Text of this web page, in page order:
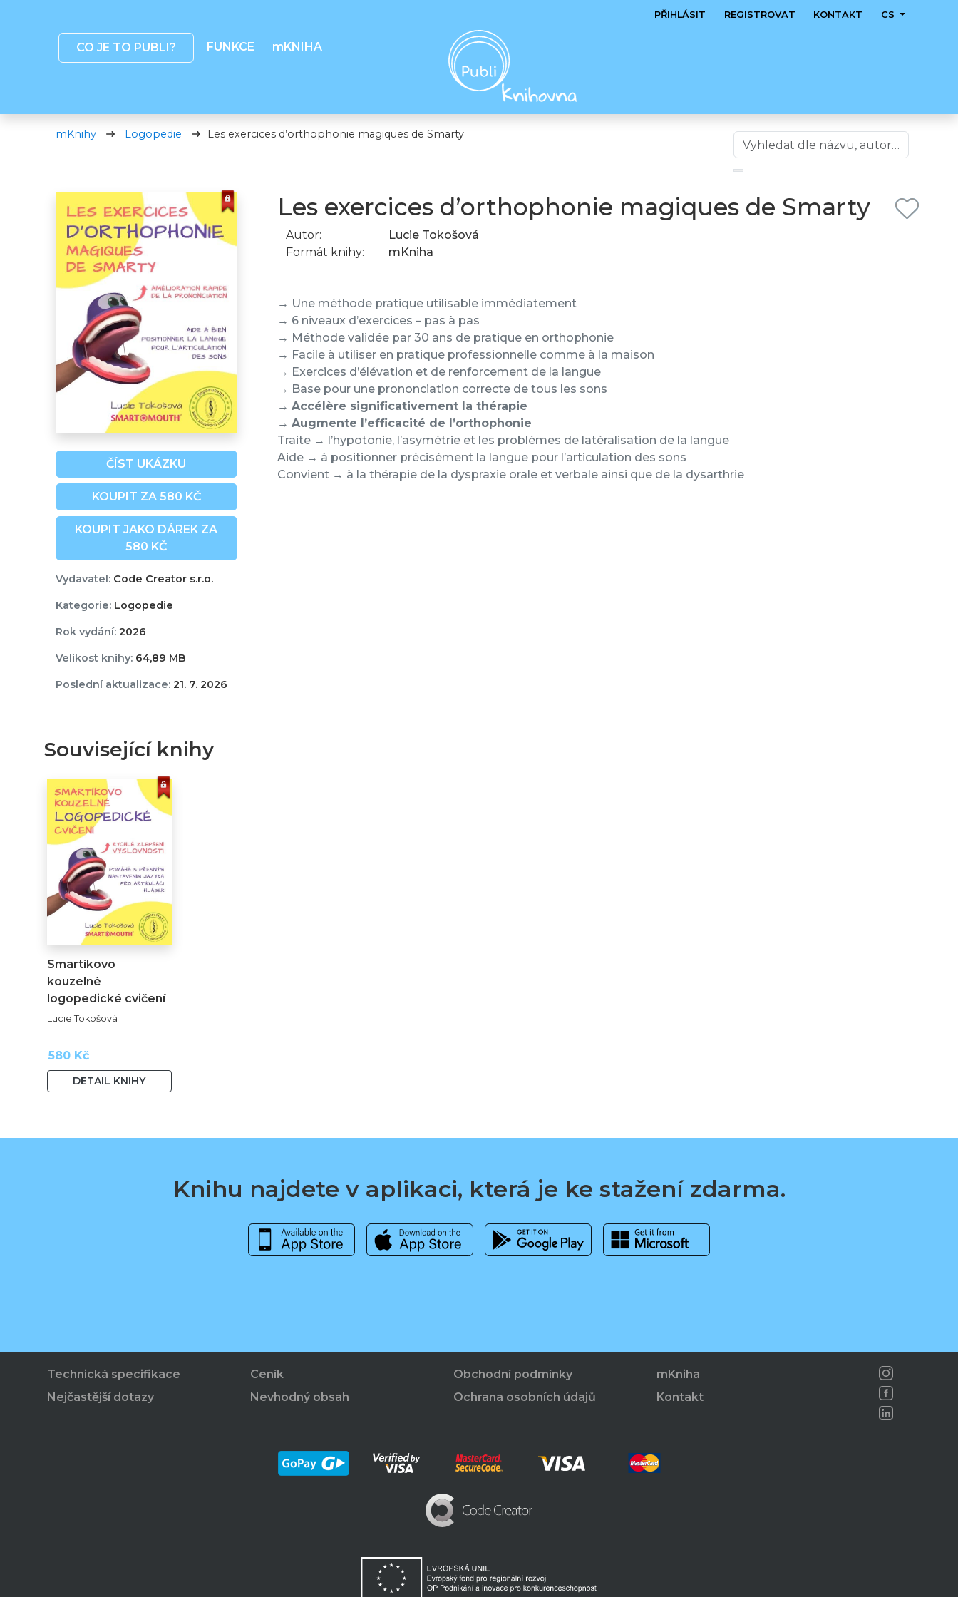
CO JE TO PUBLI? FUNKCE mKNIHA
PŘIHLÁSIT REGISTROVAT KONTAKT CS
mKnihy Logopedie Les exercices d’orthophonie magiques de Smarty
ČÍST UKÁZKU
KOUPIT ZA 580 KČ
KOUPIT JAKO DÁREK ZA
580 KČ
Vydavatel:Code Creator s.r.o.
Kategorie:Logopedie
Rok vydání:2026
Velikost knihy:64,89 MB
Poslední aktualizace:21. 7. 2026
Les exercices d’orthophonie magiques de Smarty
Autor:
Lucie Tokošová
Formát knihy:
mKniha
→ Une méthode pratique utilisable immédiatement
→ 6 niveaux d’exercices – pas à pas
→ Méthode validée par 30 ans de pratique en orthophonie
→ Facile à utiliser en pratique professionnelle comme à la maison
→ Exercices d’élévation et de renforcement de la langue
→ Base pour une prononciation correcte de tous les sons
→ Accélère significativement la thérapie
→ Augmente l’efficacité de l’orthophonie
Traite → l’hypotonie, l’asymétrie et les problèmes de latéralisation de la langue
Aide → à positionner précisément la langue pour l’articulation des sons
Convient → à la thérapie de la dyspraxie orale et verbale ainsi que de la dysarthrie
Související knihy
Smartíkovo
kouzelné
logopedické cvičení
Lucie Tokošová
580 Kč
DETAIL KNIHY
Knihu najdete v aplikaci, která je ke stažení zdarma.
Technická specifikace
Nejčastější dotazy
Ceník
Nevhodný obsah
Obchodní podmínky
Ochrana osobních údajů
mKniha
Kontakt